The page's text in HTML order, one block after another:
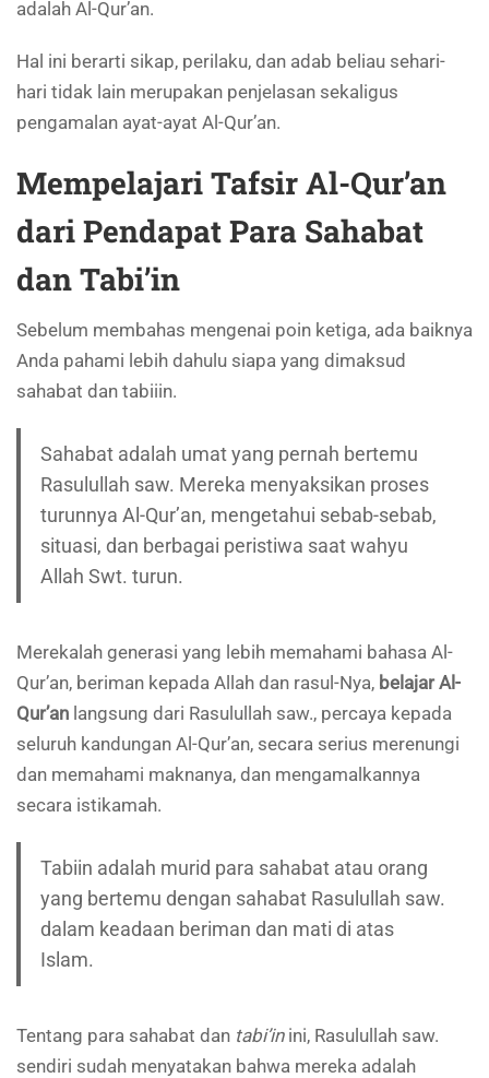
adalah Al-Qur’an.
Hal ini berarti sikap, perilaku, dan adab beliau sehari-
hari tidak lain merupakan penjelasan sekaligus
pengamalan ayat-ayat Al-Qur’an.
Mempelajari Tafsir Al-Qur’an
dari Pendapat Para Sahabat
dan Tabi’in
Sebelum membahas mengenai poin ketiga, ada baiknya
Anda pahami lebih dahulu siapa yang dimaksud
sahabat dan tabiiin.
Sahabat adalah umat yang pernah bertemu
Rasulullah saw. Mereka menyaksikan proses
turunnya Al-Qur’an, mengetahui sebab-sebab,
situasi, dan berbagai peristiwa saat wahyu
Allah Swt. turun.
Merekalah generasi yang lebih memahami bahasa Al-
Qur’an, beriman kepada Allah dan rasul-Nya, belajar Al-
Qur’an langsung dari Rasulullah saw., percaya kepada
seluruh kandungan Al-Qur’an, secara serius merenungi
dan memahami maknanya, dan mengamalkannya
secara istikamah.
Tabiin adalah murid para sahabat atau orang
yang bertemu dengan sahabat Rasulullah saw.
dalam keadaan beriman dan mati di atas
Islam.
Tentang para sahabat dan tabi’inini, Rasulullah saw.
sendiri sudah menyatakan bahwa mereka adalah